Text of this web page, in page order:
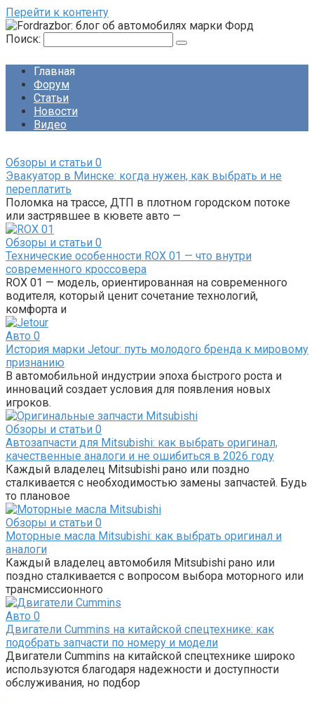
Перейти к контенту
Поиск:
Главная
Форум
Статьи
Новости
Видео
Обзоры и статьи 0
Эвакуатор в Минске: когда нужен, как выбрать и не
переплатить
Поломка на трассе, ДТП в плотном городском потоке
или застрявшее в кювете авто —
Обзоры и статьи 0
Технические особенности ROX 01 — что внутри
современного кроссовера
ROX 01 — модель, ориентированная на современного
водителя, который ценит сочетание технологий,
комфорта и
Авто 0
История марки Jetour: путь молодого бренда к мировому
признанию
В автомобильной индустрии эпоха быстрого роста и
инноваций создает условия для появления новых
игроков.
Обзоры и статьи 0
Автозапчасти для Mitsubishi: как выбрать оригинал,
качественные аналоги и не ошибиться в 2026 году
Каждый владелец Mitsubishi рано или поздно
сталкивается с необходимостью замены запчастей. Будь
то плановое
Обзоры и статьи 0
Моторные масла Mitsubishi: как выбрать оригинал и
аналоги
Каждый владелец автомобиля Mitsubishi рано или
поздно сталкивается с вопросом выбора моторного или
трансмиссионного
Авто 0
Двигатели Cummins на китайской спецтехнике: как
подобрать запчасти по номеру и модели
Двигатели Cummins на китайской спецтехнике широко
используются благодаря надежности и доступности
обслуживания, но подбор